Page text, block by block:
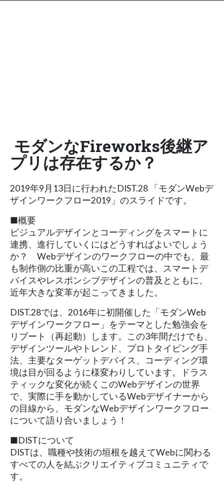
モダンなFireworks後継ア
プリは存在するか？
2019年9月13日に行われたDIST.28 「モダンWebデ
ザインワークフロー2019」のスライドです。
■概要
ビジュアルデザインとコーディングをスマートに
連携、進行していくにはどうすればよいでしょう
か？ Webデザインのワークフローの中でも、最
も制作側の比重が高いこの工程では、スマートデ
バイスやレスポンシブデザインの普及とともに、
近年大きな変革が起こってきました。
DIST.28では、2016年に初開催した「モダンWeb
デザインワークフロー」をテーマとした勉強会を
リブート（再起動）します。この3年間だけでも、
デザインツールやトレンド、プロトタイピング手
法、主要なターゲットデバイス、コーディング環
境は目が回るように様変わりしています。ドラス
ティックな変化が続くこのWebデザインの世界
で、実際に手を動かしているWebデザイナーから
の目線から、モダンなWebデザインワークフロー
について語り合いましょう！
■DISTについて
DISTは、職種や技術の垣根を越えてWebに関わる
すべての人を結ぶクリエイティブコミュニティで
す。